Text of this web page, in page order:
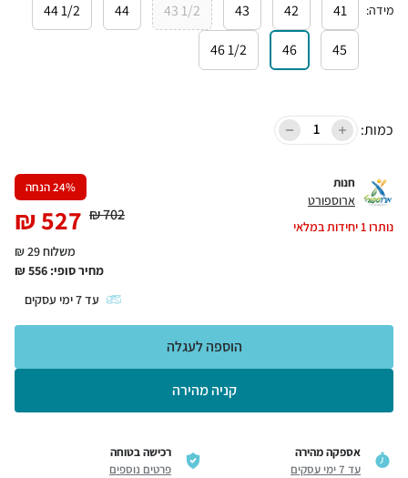
מידה:
41
42
43
1/2 43
44
1/2 44
45
46
1/2 46
כמות:
חנות
ארוספורט
נותרו1יחידות במלאי
24% הנחה
702
₪
527
₪
משלוח 29 ₪
מחיר סופי: 556
₪
עד7ימי עסקים
קניה מהירה
הוספה לעגלה
אספקה מהירה
עד 7 ימי עסקים
רכישה בטוחה
פרטים נוספים